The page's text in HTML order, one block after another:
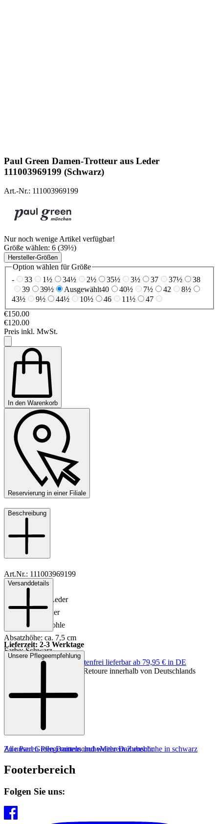
Paul Green Damen-Trotteur aus Leder
111003969199 (Schwarz)
Art.-Nr.: 111003969199
Nur noch wenige Artikel verfügbar!
Größe wählen: 6 (39½)
Hersteller-Größen
Option wählen für Größe
-
33 1½ 34½ 2½ 35½ 3½ 37 37½
38
39
39½ Ausgewählt40 40½ 7½ 42
8½
43½
9½ 44½ 10½ 46 11½
47
€150.00
€120.00
Preis inkl. MwSt.
In den Warenkorb
Reservierung in einer Filiale
Beschreibung
Art.Nr.: 111003969199
Material: Leder
Innenmaterial: Leder
Innensohle: Leder
Sohle: Gummisohle
Absatzhöhe: ca. 7,5 cm
Farbe: Schwarz
Versanddetails
Lieferzeit: 2-3 Werktage
Keine Versandkosten:
kostenfrei lieferbar ab 79,95 € in DE
Einfache und Kostenlose Retoure innerhalb von Deutschlands
Unsere Pflegeempfehlung
Zu unseren Pflegemitteln und weiterem Zubehör
Alle Paul Green DamenschuheMehr Damenschuhe in schwarz
Footerbereich
Folgen Sie uns: